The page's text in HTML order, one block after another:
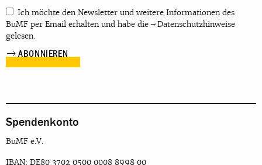
Ich möchte den Newsletter und weitere Informationen des
BuMF per Email erhalten und habe die
Datenschutzhinweise
gelesen.
Spendenkonto
BuMF e.V.
IBAN: DE80 3702 0500 0008 8998 00